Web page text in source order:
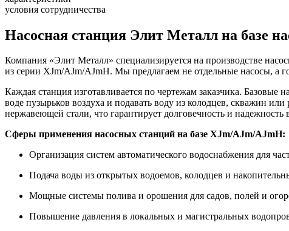
условия сотрудничества
Насосная станция Элит Металл на базе
Компания «Элит Металл» специализируется на производстве
из серии XJm/AJm/AJmH. Мы предлагаем не отдельные насосы, а
Каждая станция изготавливается по чертежам заказчика.
воде пузырьков воздуха и подавать воду из колодцев, скважин
нержавеющей стали, что гарантирует долговечность и надежность
Сферы применения насосных станций на базе XJm/AJm/AJmH:
Организация систем автоматического водоснабжения для
Подача воды из открытых водоемов, колодцев и
Мощные системы полива и орошения для садов, полей и
Повышение давления в локальных и магистральных